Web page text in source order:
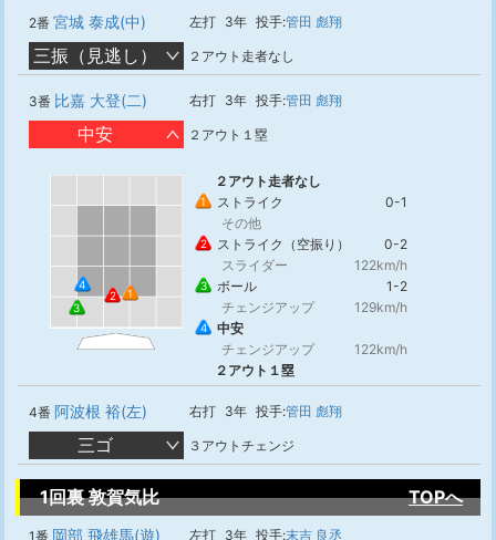
2番 宮城 泰成(中) 左打 3年 投手:管田 彪翔
三振（見逃し） ２アウト走者なし
3番 比嘉 大登(二) 右打 3年 投手:管田 彪翔
中安 ２アウト１塁
1
2
3
4
２アウト走者なし
1 ストライク
0-1
その他
2 ストライク（空振り）
0-2
スライダー
122km/h
3 ボール
1-2
チェンジアップ
129km/h
4
中安
チェンジアップ
122km/h
２アウト１塁
4番 阿波根 裕(左) 右打 3年 投手:管田 彪翔
三ゴ ３アウトチェンジ
1回裏 敦賀気比 TOPへ
1番 岡部 飛雄馬(遊) 左打 3年 投手:末吉 良丞